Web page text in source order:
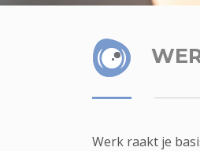
Werk raakt je